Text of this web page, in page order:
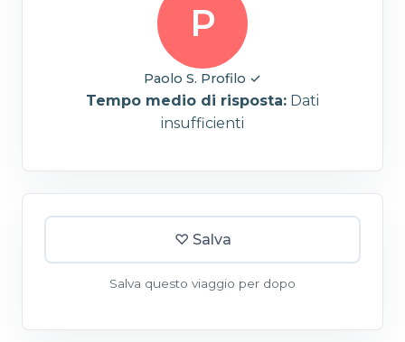
P
Paolo S. Profilo ✓
Tempo medio di risposta: Dati
insufficienti
♡ Salva
Salva questo viaggio per dopo